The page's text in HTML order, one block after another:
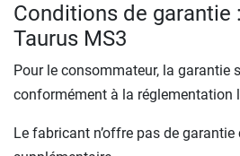
Conditions de garantie
Taurus MS3
Pour le consommateur, la garantie
conformément à la réglementation
Le fabricant n’offre pas de